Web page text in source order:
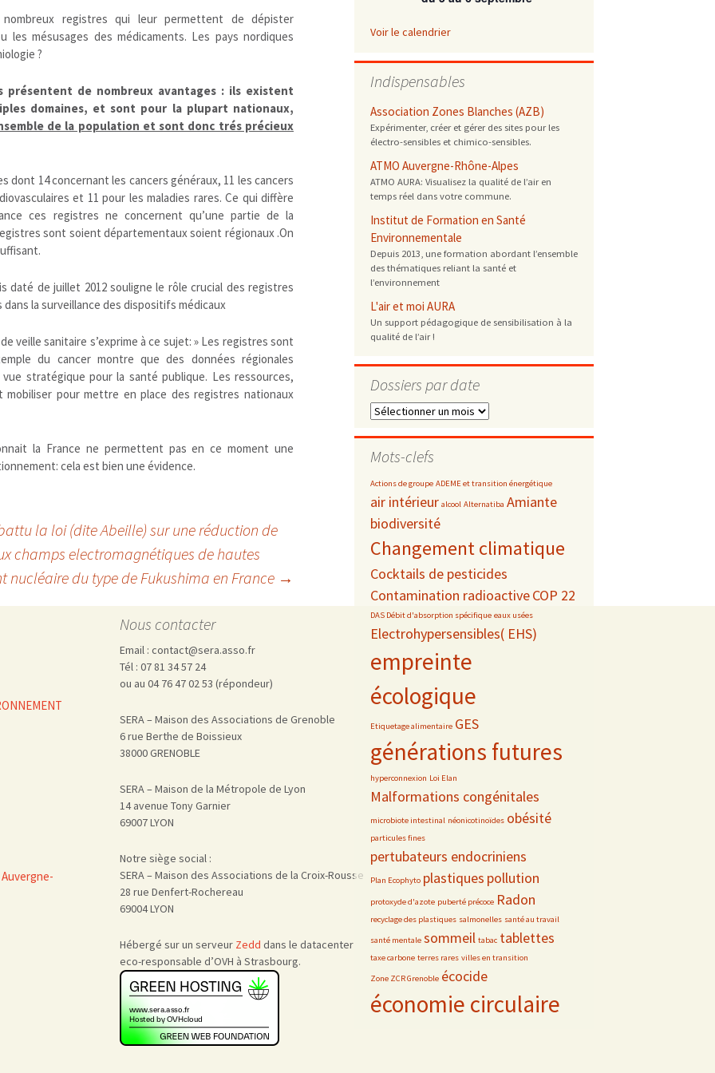
emballages
gaspillage alimentaire
modes de conservation et de cuisson
positionnement citoyen / ONG
Risques majeurs
Biodiversité
Bruit
Contaminations chimiques
cancérigène / mutagène / reprotoxique
métaux lourds et autres
Déchets
économie circulaire
nationale
superficielles et souterraines
Énergies
fossiles
renouvelables / transition énergétique
Environnement numérique
Études scientifiques
épidémiologique
Modes de comportement
Petite enfance
Pharmacovigilance, produits et
dispositifs de santé, vaccins
Population à risque
adolescents
femmes enceintes / enfants
réglementaire
Sommeil
Tourisme
Transports
Vie sociale
registres qui leur permettent de dépister
les mésusages des médicaments. Les pays nordiques
?
présentent de nombreux avantages : ils existent
domaines, et sont pour la plupart nationaux,
de la population et sont donc trés précieux
dont 14 concernant les cancers généraux, 11 les cancers
et 11 pour les maladies rares. Ce qui diffère
ces registres ne concernent qu’une partie de la
sont soient départementaux soient régionaux .On
daté de juillet 2012 souligne le rôle crucial des registres
la surveillance des dispositifs médicaux
veille sanitaire s’exprime à ce sujet: » Les registres sont
du cancer montre que des données régionales
stratégique pour la santé publique. Les ressources,
mobiliser pour mettre en place des registres nationaux
la France ne permettent pas en ce moment une
cela est bien une évidence.
la loi (dite Abeille) sur une réduction de
champs electromagnétiques de hautes
nucléaire du type de Fukushima en France →
Voir le calendrier
Indispensables
Association Zones Blanches (AZB)
Expérimenter, créer et gérer des sites pour les
électro-sensibles et chimico-sensibles.
ATMO Auvergne-Rhône-Alpes
ATMO AURA: Visualisez la qualité de l’air en
temps réel dans votre commune.
Institut de Formation en Santé
Environnementale
Depuis 2013, une formation abordant l’ensemble
des thématiques reliant la santé et
l’environnement
L'air et moi AURA
Un support pédagogique de sensibilisation à la
qualité de l’air !
Dossiers par date
Dossiers
date
Mots-clefs
Actions de groupe ADEME et transition énergétique
air intérieur alcool Alternatiba Amiante
biodiversité
Changement climatique
Cocktails de pesticides
Contamination radioactiveCOP 22
DAS Débit d'absorption spécifique eaux usées
Electrohypersensibles( EHS)
empreinte
écologique
Etiquetage alimentaire GES
générations futures
hyperconnexion Loi Elan
Malformations congénitales
microbiote intestinal néonicotinoïdes obésité
particules fines
pertubateurs endocriniens
Plan Ecophyto plastiques pollution
protoxyde d'azote puberté précoce Radon
recyclage des plastiques salmonelles santé au travail
santé mentale sommeil tabac tablettes
taxe carbone terres rares villes en transition
Zone ZCR Grenoble écocide
économie circulaire
Nous contacter
Email : contact@sera.asso.fr
Tél : 07 81 34 57 24
ou au 04 76 47 02 53 (répondeur)
SERA – Maison des Associations de Grenoble
6 rue Berthe de Boissieux
38000 GRENOBLE
SERA – Maison de la Métropole de Lyon
14 avenue Tony Garnier
69007 LYON
Notre siège social :
SERA – Maison des Associations de la Croix-Rousse
28 rue Denfert-Rochereau
69004 LYON
Hébergé sur un serveur Zedd dans le datacenter
eco-responsable d’OVH à Strasbourg.